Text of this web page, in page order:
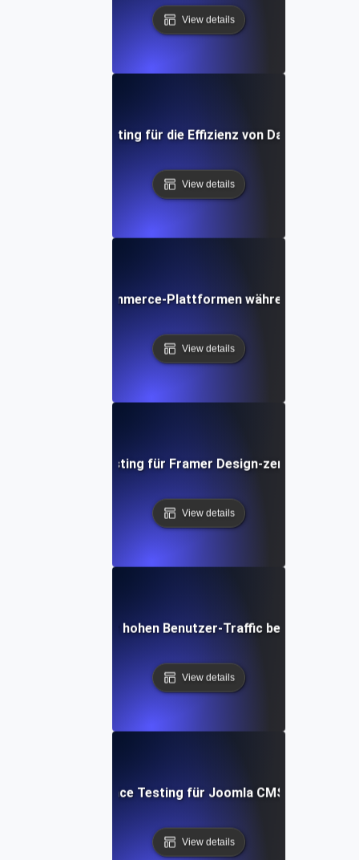
View details
Performance Testing für die Effizienz von
View details
Testing für E-Commerce-Plattformen während
View details
Performance Testing für Framer Design-zentrierte
View details
Leistungstests für hohen Benutzer-Traffic bei hoher
View details
Performance Testing für Joomla CMS Websites
View details